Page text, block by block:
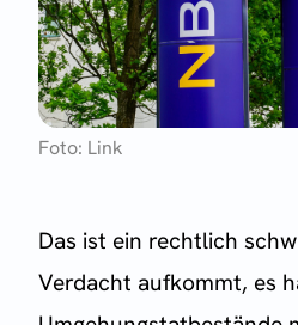
Foto: Link
Das ist ein rechtlich
Verdacht aufkommt, es